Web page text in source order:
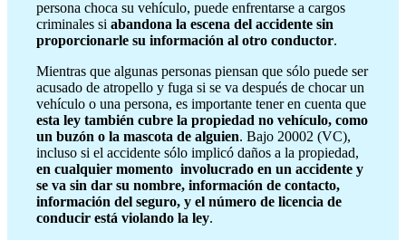
persona choca su vehículo, puede enfrentarse a cargos
criminales si abandona la escena del accidente sin
proporcionarle su información al otro conductor.
Mientras que algunas personas piensan que sólo puede ser
acusado de atropello y fuga si se va después de chocar un
vehículo o una persona, es importante tener en cuenta que
esta ley también cubre la propiedad no vehículo, como
un buzón o la mascota de alguien. Bajo 20002 (VC),
incluso si el accidente sólo implicó daños a la propiedad,
en cualquier momento involucrado en un accidente y
se va sin dar su nombre, información de contacto,
información del seguro, y el número de licencia de
conducir está violando la ley.